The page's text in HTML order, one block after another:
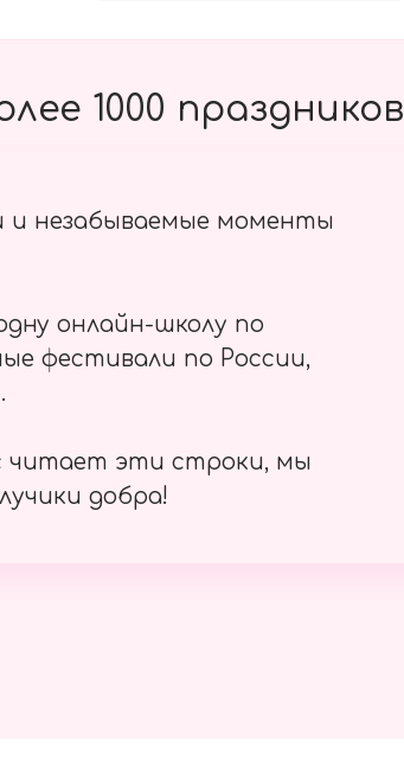
1000 праздников
и незабываемые моменты
онлайн-школу по
фестивали по России,
читает эти строки, мы
добра!